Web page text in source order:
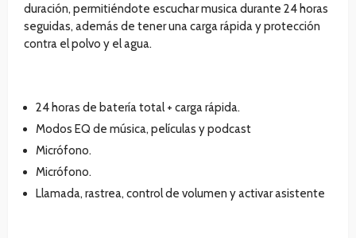
duración, permitiéndote escuchar musica durante 24 horas
seguidas, además de tener una carga rápida y protección
contra el polvo y el agua.
24 horas de batería total + carga rápida.
Modos EQ de música, películas y podcast
Micrófono.
Micrófono.
Llamada, rastrea, control de volumen y activar asistente